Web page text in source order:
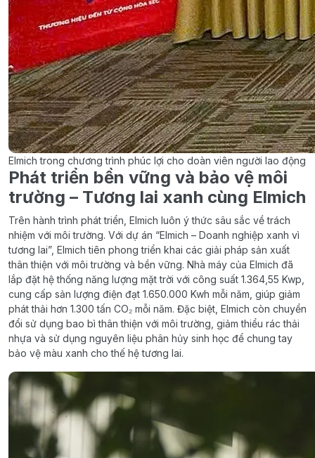
Elmich trong chương trình phúc lợi cho doàn viên người lao động
Phát triển bền vững và bảo vệ môi
trường – Tương lai xanh cùng Elmich
Trên hành trình phát triển, Elmich luôn ý thức sâu sắc về trách
nhiệm với môi trường. Với dự án “Elmich – Doanh nghiệp xanh vì
tương lai”, Elmich tiên phong triển khai các giải pháp sản xuất
thân thiện với môi trường và bền vững. Nhà máy của Elmich đã
lắp đặt hệ thống năng lượng mặt trời với công suất 1.364,55 Kwp,
cung cấp sản lượng điện đạt 1.650.000 Kwh mỗi năm, giúp giảm
phát thải hơn 1.300 tấn CO₂ mỗi năm. Đặc biệt, Elmich còn chuyển
đổi sử dụng bao bì thân thiện với môi trường, giảm thiểu rác thải
nhựa và sử dụng nguyên liệu phân hủy sinh học để chung tay
bảo vệ màu xanh cho thế hệ tương lai.